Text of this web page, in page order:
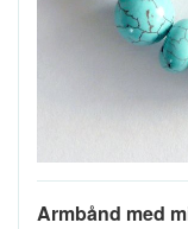
Armbånd med